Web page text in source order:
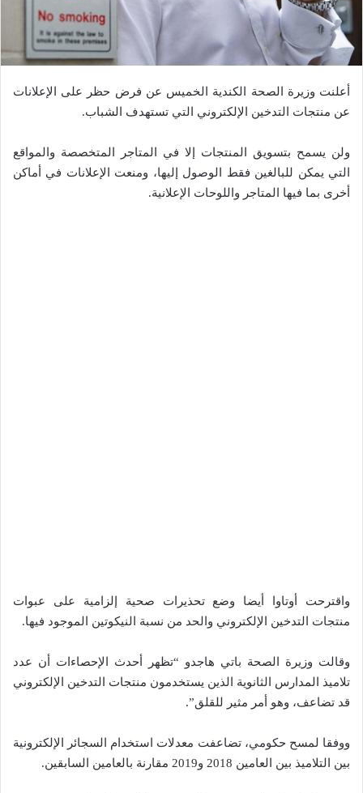
أعلنت وزيرة الصحة الكندية الخميس عن فرض حظر على الإعلانات
عن منتجات التدخين الإلكتروني التي تستهدف الشباب.
ولن يسمح بتسويق المنتجات إلا في المتاجر المتخصصة والمواقع
التي يمكن للبالغين فقط الوصول إليها، ومنعت الإعلانات في أماكن
أخرى بما فيها المتاجر واللوحات الإعلانية.
واقترحت أوتاوا أيضا وضع تحذيرات صحية إلزامية على عبوات
منتجات التدخين الإلكتروني والحد من نسبة النيكوتين الموجود فيها.
وقالت وزيرة الصحة باتي هاجدو “تظهر أحدث الإحصاءات أن عدد
تلاميذ المدارس الثانوية الذين يستخدمون منتجات التدخين الإلكتروني
قد تضاعف، وهو أمر مثير للقلق”.
ووفقا لمسح حكومي، تضاعفت معدلات استخدام السجائر الإلكترونية
بين التلاميذ بين العامين 2018 و2019 مقارنة بالعامين السابقين.